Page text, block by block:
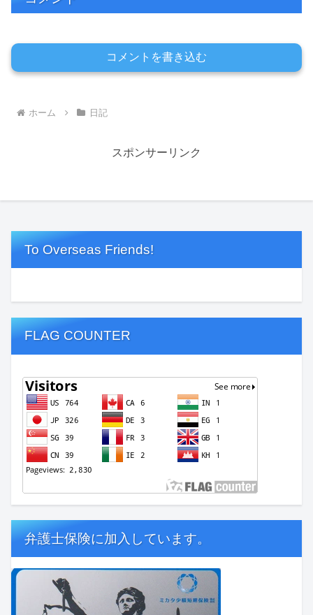
コメントを書き込む
ホーム 日記
スポンサーリンク
To Overseas Friends!
FLAG COUNTER
弁護士保険に加入しています。